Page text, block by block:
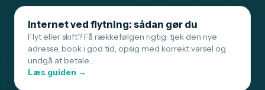
Internet ved flytning: sådan gør du
Flyt eller skift? Få rækkefølgen rigtig: tjek den nye
adresse, book i god tid, opsig med korrekt varsel og
undgå at betale…
Læs guiden →